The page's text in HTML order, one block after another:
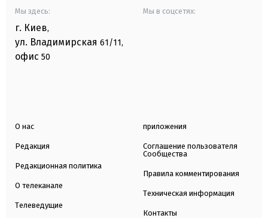
Мы здесь:
г. Киев,
ул. Владимирская 61/11,
офис 50
Мы в соцсетях:
О нас
Редакция
Редакционная политика
О телеканале
Телеведущие
приложения
Соглашение пользователя
Сообщества
Правила комментирования
Техническая информация
Контакты